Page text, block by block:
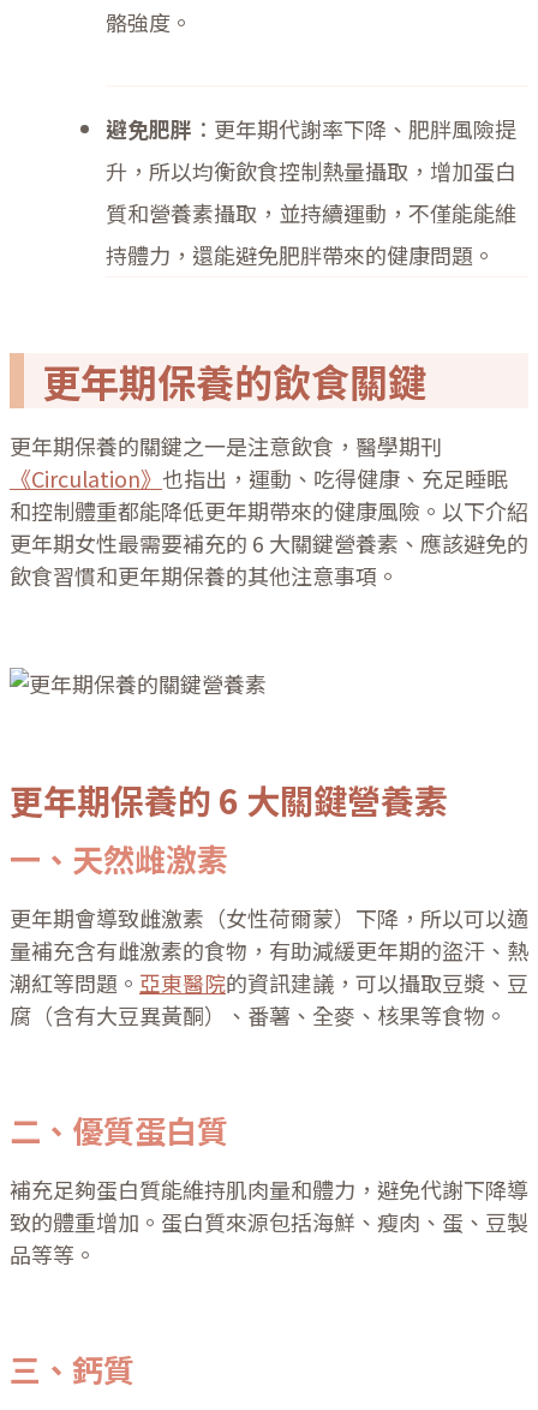
骼強度。
避免肥胖 ：更年期代謝率下降、肥胖風險提
升，所以均衡飲食控制熱量攝取，增加蛋白
質和營養素攝取，並持續運動，不僅能能維
持體力，還能避免肥胖帶來的健康問題。
更年期保養的飲食關鍵
更年期保養的關鍵之一是注意飲食，醫學期刊
《Circulation》 也指出，運動、吃得健康、充足睡眠
和控制體重都能降低更年期帶來的健康風險。以下介紹
更年期女性最需要補充的 6 大關鍵營養素、應該避免的
飲食習慣和更年期保養的其他注意事項。
更年期保養的 6 大關鍵營養素
一、天然雌激素
更年期會導致雌激素（女性荷爾蒙）下降，所以可以適
量補充含有雌激素的食物，有助減緩更年期的盜汗、熱
潮紅等問題。 亞東醫院的資訊建議，可以攝取豆漿、豆
腐（含有大豆異黃酮）、番薯、全麥、核果等食物。
二、優質蛋白質
補充足夠蛋白質能維持肌肉量和體力，避免代謝下降導
致的體重增加。蛋白質來源包括海鮮、瘦肉、蛋、豆製
品等等。
三、鈣質